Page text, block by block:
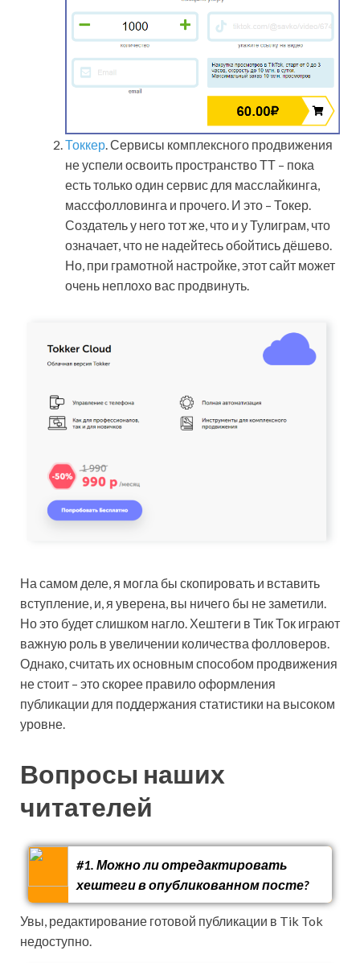
Токкер. Сервисы комплексного продвижения
не успели освоить пространство ТТ – пока
есть только один сервис для масслайкинга,
массфолловинга и прочего. И это – Токер.
Создатель у него тот же, что и у Тулиграм, что
означает, что не надейтесь обойтись дёшево.
Но, при грамотной настройке, этот сайт может
очень неплохо вас продвинуть.
На самом деле, я могла бы скопировать и вставить
вступление, и, я уверена, вы ничего бы не заметили.
Но это будет слишком нагло. Хештеги в Тик Ток играют
важную роль в увеличении количества фолловеров.
Однако, считать их основным способом продвижения
не стоит – это скорее правило оформления
публикации для поддержания статистики на высоком
уровне.
Вопросы наших
читателей
#1. Можно ли отредактировать
хештеги в опубликованном посте?
Увы, редактирование готовой публикации в Tik Tok
недоступно.